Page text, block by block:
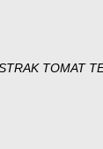
TOMAT